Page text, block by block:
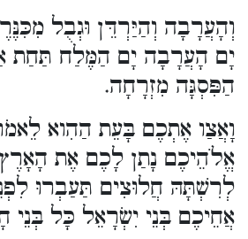
וְהָעֲרָבָה וְהַיַּרְדֵּן וּגְבֻל
יָם הָעֲרָבָה יָם הַמֶּלַח תַּחַת
הַפִּסְגָּה מִזְרָחָה.
וָאֲצַו אֶתְכֶם בָּעֵת הַהִוא
אֱלֹהֵיכֶם נָתַן לָכֶם אֶת
לְרִשְׁתָּהּ חֲלוּצִים תַּעַבְרוּ
אֲחֵיכֶם בְּנֵי יִשְׂרָאֵל כָּל בְּנֵי